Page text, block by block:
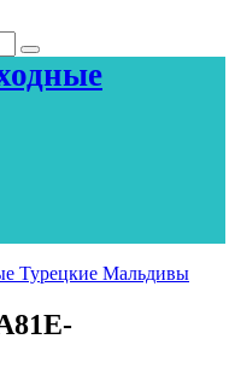
Турецкие Мальдивы